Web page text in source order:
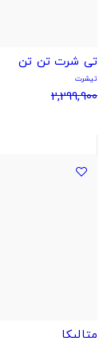
تی شرت تن تن
تیشرت
2,299,900